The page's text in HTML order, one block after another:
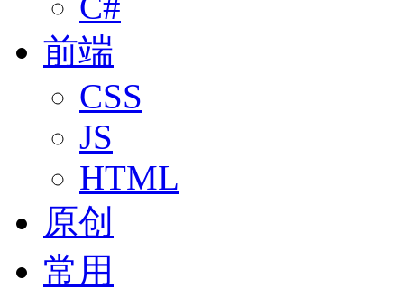
前端
CSS
JS
HTML
原创
常用